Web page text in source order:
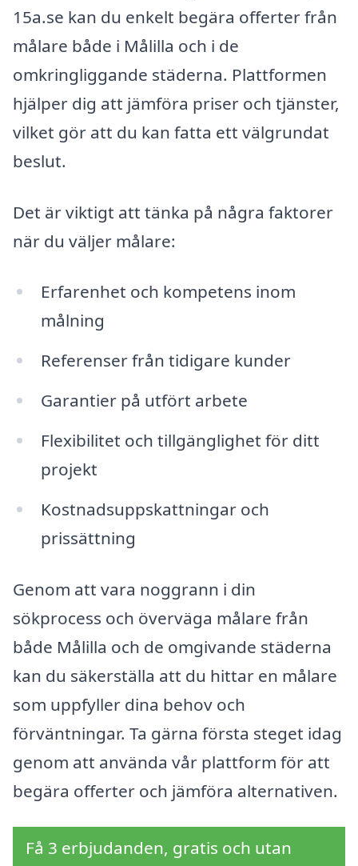
15a.se kan du enkelt begära offerter från
målare både i Målilla och i de
omkringliggande städerna. Plattformen
hjälper dig att jämföra priser och tjänster,
vilket gör att du kan fatta ett välgrundat
beslut.
Det är viktigt att tänka på några faktorer
när du väljer målare:
Erfarenhet och kompetens inom
målning
Referenser från tidigare kunder
Garantier på utfört arbete
Flexibilitet och tillgänglighet för ditt
projekt
Kostnadsuppskattningar och
prissättning
Genom att vara noggrann i din
sökprocess och överväga målare från
både Målilla och de omgivande städerna
kan du säkerställa att du hittar en målare
som uppfyller dina behov och
förväntningar. Ta gärna första steget idag
genom att använda vår plattform för att
begära offerter och jämföra alternativen.
Få 3 erbjudanden, gratis och utan